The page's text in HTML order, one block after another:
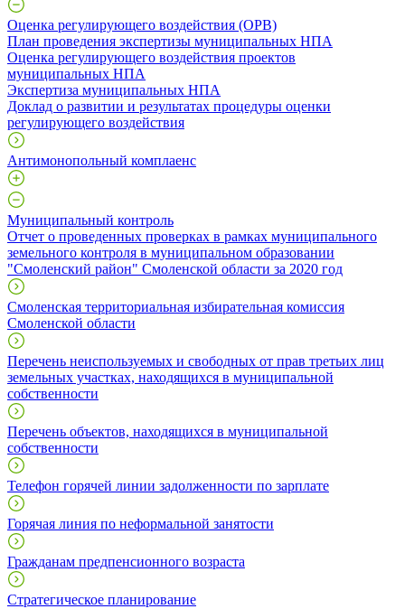
Оценка регулирующего воздействия (ОРВ)
План проведения экспертизы муниципальных НПА
Оценка регулирующего воздействия проектов
муниципальных НПА
Экспертиза муниципальных НПА
Доклад о развитии и результатах процедуры оценки
регулирующего воздействия
Антимонопольный комплаенс
Муниципальный контроль
Отчет о проведенных проверках в рамках муниципального
земельного контроля в муниципальном образовании
"Смоленский район" Смоленской области за 2020 год
Смоленская территориальная избирательная комиссия
Смоленской области
Перечень неиспользуемых и свободных от прав третьих лиц
земельных участках, находящихся в муниципальной
собственности
Перечень объектов, находящихся в муниципальной
собственности
Телефон горячей линии задолженности по зарплате
Горячая линия по неформальной занятости
Гражданам предпенсионного возраста
Стратегическое планирование